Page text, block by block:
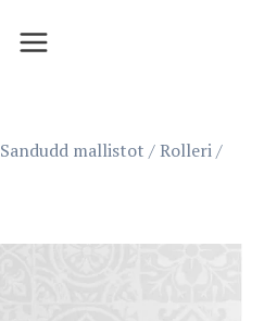
Sandudd mallistot /Rolleri/